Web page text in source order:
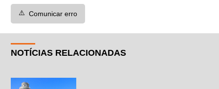
⚠️ Comunicar erro
NOTÍCIAS RELACIONADAS